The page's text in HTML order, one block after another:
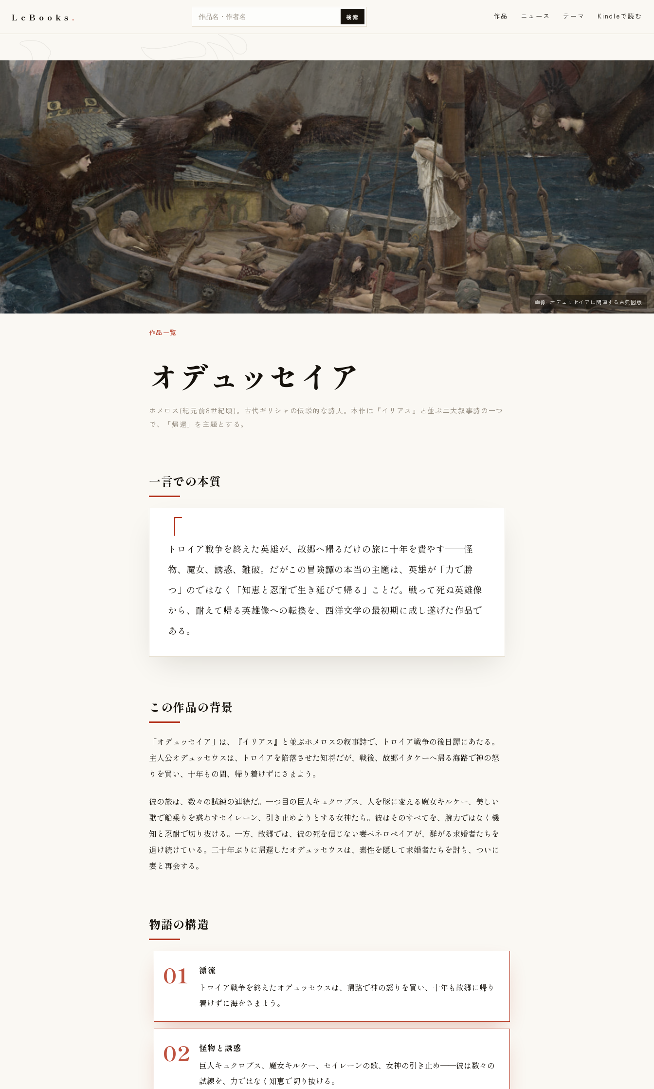
LeBooks 検索 作品 ニュース テーマ Kindleで読む
デュッ
画像: オデュッセイアに関連する古典図版
作品一覧
オ デュ ッセ イ ア
ホメロス(紀元前8世紀頃)。古代ギリシャの伝説的な詩人。本作は『イリアス』と並ぶ二大叙事詩の一つ
で、「帰還」を主題とする。
一言での本質
トロイア戦争を終えた英雄が、故郷へ帰るだけの旅に十年を費やす——怪
物、魔女、誘惑、難破。だがこの冒険譚の本当の主題は、英雄が「力で勝
つ」のではなく「知恵と忍耐で生き延びて帰る」ことだ。戦って死ぬ英雄像
から、耐えて帰る英雄像への転換を、西洋文学の最初期に成し遂げた作品で
ある。
この作品の背景
「オデュッセイア」は、『イリアス』と並ぶホメロスの叙事詩で、トロイア戦争の後日譚にあたる。
主人公オデュッセウスは、トロイアを陥落させた知将だが、戦後、故郷イタケーへ帰る海路で神の怒
りを買い、十年もの間、帰り着けずにさまよう。
彼の旅は、数々の試練の連続だ。一つ目の巨人キュクロプス、人を豚に変える魔女キルケー、美しい
歌で船乗りを惑わすセイレーン、引き止めようとする女神たち。彼はそのすべてを、腕力ではなく機
知と忍耐で切り抜ける。一方、故郷では、彼の死を信じない妻ペネロペイアが、群がる求婚者たちを
退け続けている。二十年ぶりに帰還したオデュッセウスは、素性を隠して求婚者たちを討ち、ついに
妻と再会する。
物語の構造
漂流
トロイア戦争を終えたオデュッセウスは、帰路で神の怒りを買い、十年も故郷に帰り
着けずに海をさまよう。
怪物と誘惑
巨人キュクロプス、魔女キルケー、セイレーンの歌、女神の引き止め——彼は数々の
試練を、力ではなく知恵で切り抜ける。